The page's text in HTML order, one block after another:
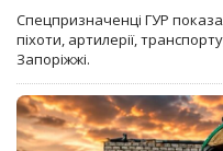
Спецпризначенці ГУР
піхоти, артилерії,
Запоріжжі.